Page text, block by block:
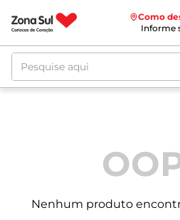
Como
Informe
Pesquise aqui
Nenhum produto